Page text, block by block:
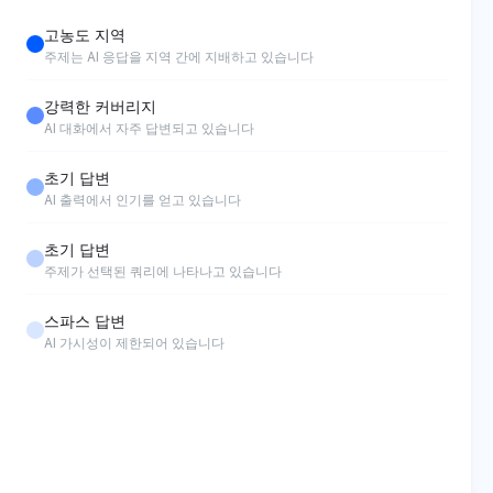
고농도 지역
주제는 AI 응답을 지역 간에 지배하고 있습니다
강력한 커버리지
AI 대화에서 자주 답변되고 있습니다
초기 답변
AI 출력에서 인기를 얻고 있습니다
초기 답변
주제가 선택된 쿼리에 나타나고 있습니다
스파스 답변
AI 가시성이 제한되어 있습니다